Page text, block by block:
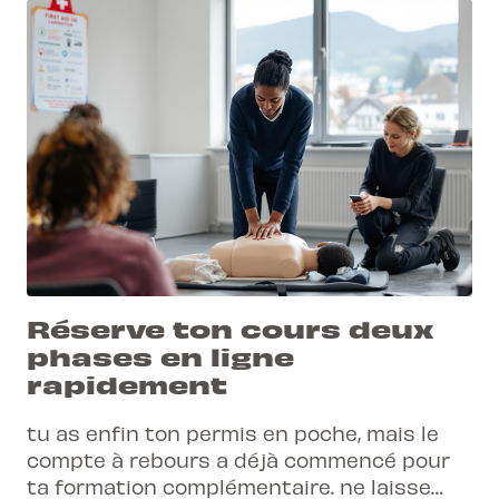
Réserve ton cours deux
phases en ligne
rapidement
tu as enfin ton permis en poche, mais le
compte à rebours a déjà commencé pour
ta formation complémentaire. ne laisse